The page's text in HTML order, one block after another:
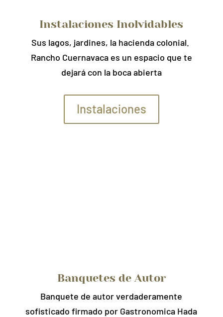
Instalaciones Inolvidables
Sus lagos, jardines, la hacienda colonial.
Rancho Cuernavaca es un espacio que te
dejará con la boca abierta
Instalaciones
Banquetes de Autor
Banquete de autor verdaderamente
sofisticado firmado por Gastronomica Hada